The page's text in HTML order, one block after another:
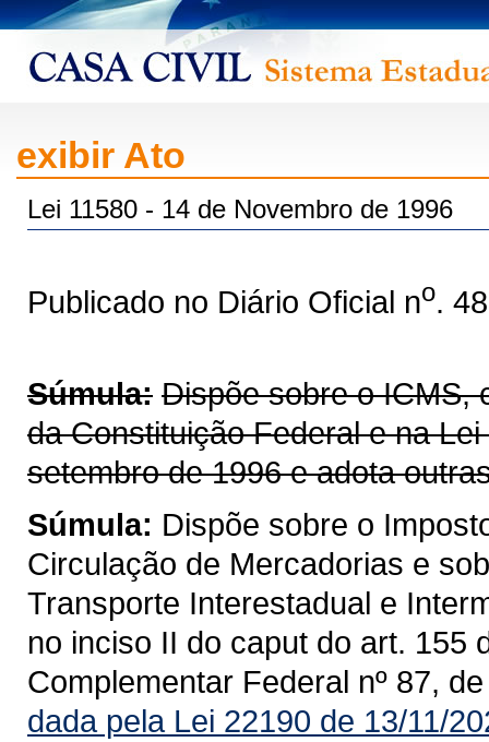
exibir Ato
Lei 11580 - 14 de Novembro de 1996
Publicado no Diário Oficial no.
Súmula: Dispõe sobre o ICMS,
da Constituição Federal e na
setembro de 1996 e adota
Súmula: Dispõe sobre o
Circulação de Mercadorias e
Transporte Interestadual e
no inciso II do caput do art. 155
Complementar Federal nº 87,
dada pela Lei 22190 de 13/11/